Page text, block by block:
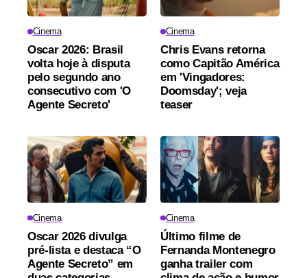
Cinema
Oscar 2026: Brasil
volta hoje à disputa
pelo segundo ano
consecutivo com 'O
Agente Secreto'
Cinema
Chris Evans retorna
como Capitão América
em 'Vingadores:
Doomsday'; veja
teaser
Cinema
Oscar 2026 divulga
pré-lista e destaca “O
Agente Secreto” em
Cinema
Último filme de
Fernanda Montenegro
ganha trailer com